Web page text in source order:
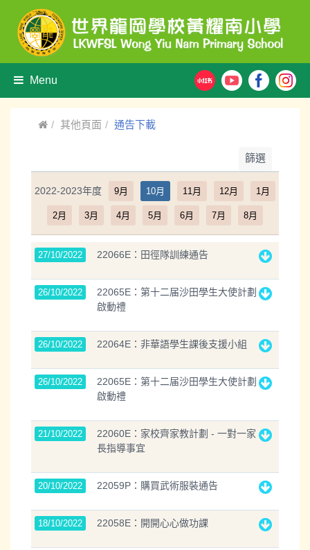
Menu
其他頁面 通告下載
篩選
2022-2023年度 9月 10月 11月 12月 1月
2月 3月 4月 5月 6月 7月 8月
27/10/2022 22066E：田徑隊訓練通告
26/10/2022
22065E：第十二届沙田學生大使計劃
啟動禮
26/10/2022 22064E：非華語學生課後支援小組
26/10/2022
22065E：第十二届沙田學生大使計劃
啟動禮
21/10/2022
22060E：家校齊家教計劃 - 一對一家
長指導事宜
20/10/2022 22059P：購買武術服裝通告
18/10/2022 22058E：開開心心做功課